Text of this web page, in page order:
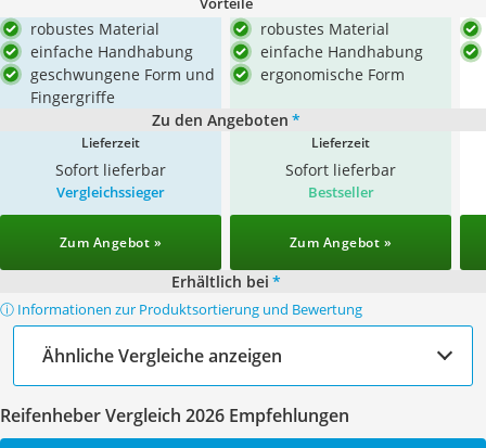
robustes Material
einfache Handhabung
geschwungene Form und
Fingergriffe
robustes Material
einfache Handhabung
ergonomische Form
Zu den Angeboten *
Lieferzeit
Sofort lieferbar
Lieferzeit
Sofort lieferbar
Vergleichssieger
Zum Angebot »
Bestseller
Zum Angebot »
Erhältlich bei *
ⓘ Informationen zur Produktsortierung und Bewertung
Ähnliche Vergleiche anzeigen
Reifenheber Vergleich 2026 Empfehlungen